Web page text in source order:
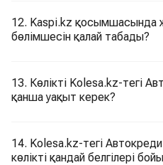
12. Kaspi.kz қосымшасында
бөлімшесін қалай табады?
13. Көлікті Kolesa.kz-тегі
қанша уақыт керек?
14. Kolesa.kz-тегі
көлікті қандай белгілері